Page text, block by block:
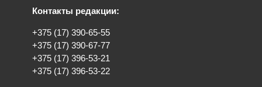
Контакты редакции:
+375 (17) 390-65-55
+375 (17) 390-67-77
+375 (17) 396-53-21
+375 (17) 396-53-22